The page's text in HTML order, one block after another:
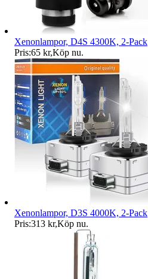
Xenonlampor, D4S 4300K, 2-Pack
Pris:65 kr,Köp nu.
Xenonlampor, D3S 4000K, 2-Pack
Pris:313 kr,Köp nu.